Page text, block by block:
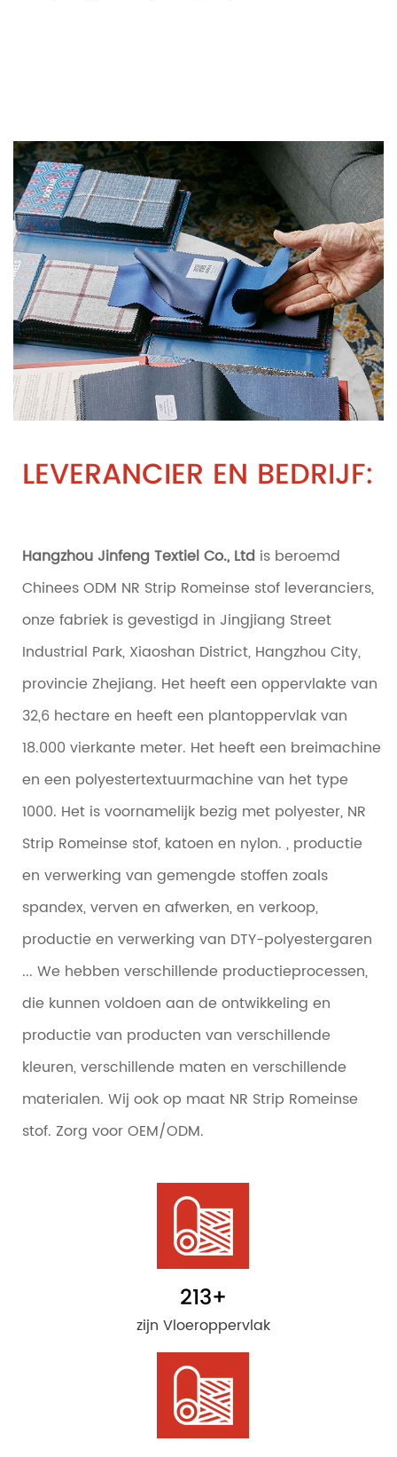
LEVERANCIER EN BEDRIJF:
Hangzhou Jinfeng Textiel Co., Ltd is beroemd
Chinees ODM NR Strip Romeinse stof leveranciers,
onze fabriek is gevestigd in Jingjiang Street
Industrial Park, Xiaoshan District, Hangzhou City,
provincie Zhejiang. Het heeft een oppervlakte van
32,6 hectare en heeft een plantoppervlak van
18.000 vierkante meter. Het heeft een breimachine
en een polyestertextuurmachine van het type
1000. Het is voornamelijk bezig met polyester, NR
Strip Romeinse stof, katoen en nylon. , productie
en verwerking van gemengde stoffen zoals
spandex, verven en afwerken, en verkoop,
productie en verwerking van DTY-polyestergaren
... We hebben verschillende productieprocessen,
die kunnen voldoen aan de ontwikkeling en
productie van producten van verschillende
kleuren, verschillende maten en verschillende
materialen. Wij ook op maat NR Strip Romeinse
stof. Zorg voor OEM/ODM.
213+
zijn Vloeroppervlak